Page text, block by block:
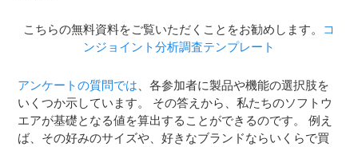
こちらの無料資料をご覧いただくことをお勧めします。
コ
ンジョイント分析調査テンプレート
アンケートの質問では、各参加者に製品や機能の選択肢を
いくつか示しています。 その答えから、私たちのソフトウ
エアが基礎となる値を算出することができるのです。 例え
ば、その好みのサイズや、好きなブランドならいくらで買